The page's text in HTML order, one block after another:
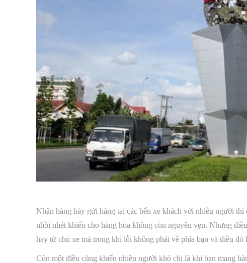
Nhận hàng hày gửi hàng tại các bến xe khách với nhiều người
nhồi nhét khiến cho hàng hóa không còn nguyên vẹn. Nhưng
hay từ chủ xe mà trong khi lỗi không phải về phía bạn và điều đó
Còn một điều cũng khiến nhiều người khó chị là khi bạn mang